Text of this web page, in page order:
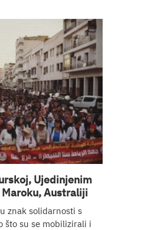
Ujedinjenim
Australiji
znak solidarnosti s
što su se mobilizirali i